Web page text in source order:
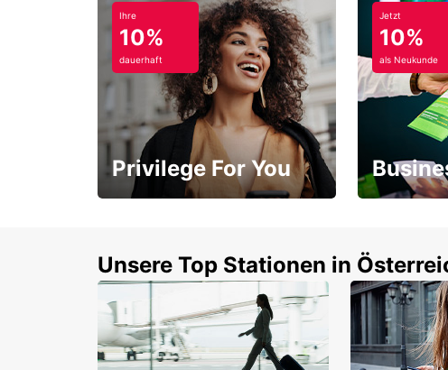
Ihre
10%
dauerhaft
Privilege For You
Jetzt
10%
als Neukunde
Unsere Top Stationen in